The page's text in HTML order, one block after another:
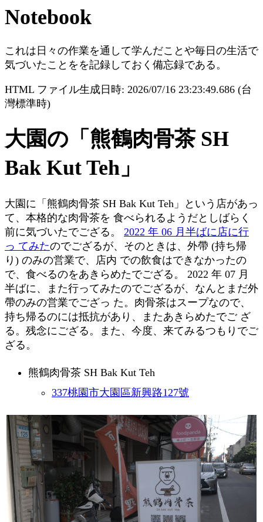
Notebook
これは日々の作業を通して学んだことや毎日の生活で
気づいたことをを記録しておく備忘録である。
HTML ファイル生成日時: 2026/07/16 23:23:49.686 (台
灣標準時)
大園の「熊鶴肉骨茶 SH
Bak Kut Teh」
大園に「熊鶴肉骨茶 SH Bak Kut Teh」という店があっ
て、本格的な肉骨茶を 食べられるようだとしばらく
前に気づいたでござる。 2022 年 06 月半ばに店に行
っ てみたのでござるが、そのときは、外帶 (持ち帰
り) のみの営業で、店内 での飲食はできなかったの
で、食べるのをあきらめたでござる。 2022 年 07 月
半ばに、また行ってみたのでござるが、なんとまだ外
帶のみの営業でござっ た。肉骨茶はスープなので、
持ち帰るのには抵抗があり、またあきらめたでご ざ
る。残念にござる。また、今度、来てみるつもりでご
ざる。
熊鶴肉骨茶 SH Bak Kut Teh
337桃園市大園區新興路127號